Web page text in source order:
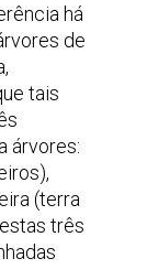
há
de
tais
árvores:
(terra
três